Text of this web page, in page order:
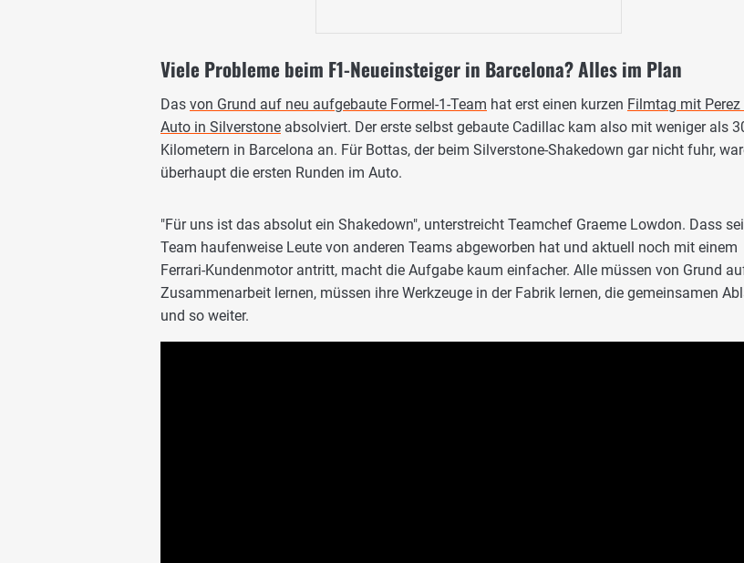
Viele Probleme beim F1-Neueinsteiger in Barcelona? Alles im Plan
Das von Grund auf neu aufgebaute Formel-1-Team hat erst einen kurzen Filmtag mit Perez
Auto in Silverstone absolviert. Der erste selbst gebaute Cadillac kam also mit weniger als
Kilometern in Barcelona an. Für Bottas, der beim Silverstone-Shakedown gar nicht fuhr,
überhaupt die ersten Runden im Auto.
"Für uns ist das absolut ein Shakedown", unterstreicht Teamchef Graeme Lowdon. Dass
Team haufenweise Leute von anderen Teams abgeworben hat und aktuell noch mit einem
Ferrari-Kundenmotor antritt, macht die Aufgabe kaum einfacher. Alle müssen von Grund
Zusammenarbeit lernen, müssen ihre Werkzeuge in der Fabrik lernen, die gemeinsamen
und so weiter.